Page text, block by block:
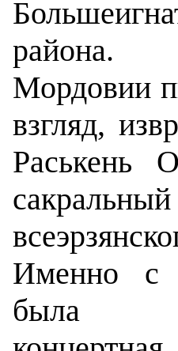
Мордовии
взгляд,
Раськень
Именно с
была